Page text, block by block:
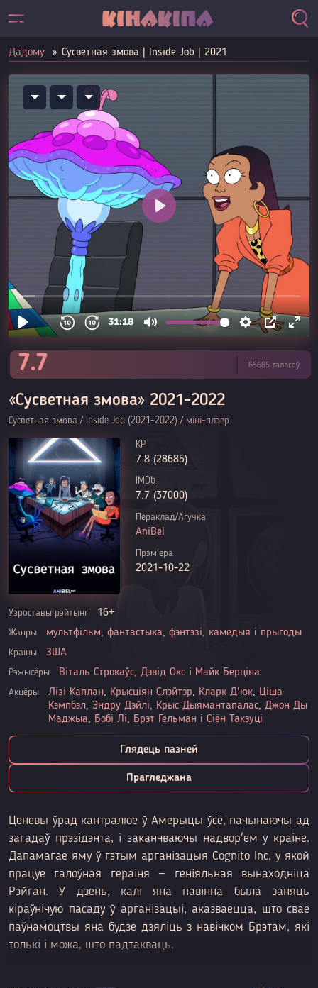
Дадому Сусветная змова | Inside Job | 2021
«Сусветная змова» 2021-2022
Сусветная змова / Inside Job (2021-2022) / міні-плэер
7.7 65685 галасоў
KP
7.8 (28685)
IMDb
7.7 (37000)
Пераклад/Агучка
AniBel
Прэм'ера
2021-10-22
Узроставы рэйтынг 16+
Жанры мультфільм, фантастыка, фэнтэзі, камедыя і прыгоды
Краіны ЗША
Рэжысёры Віталь Строкаўс, Дэвід Окс і Майк Берціна
Акцёры Лізі Каплан, Крысціян Слэйтэр, Кларк Д'юк, Ціша
Кэмпбэл, Эндру Дэйлі, Крыс Дыямантапалас, Джон Ды
Маджыа, Бобі Лі, Брэт Гельман і Сіён Такэуці
Глядець пазней
Прагледжана
Ценевы ўрад кантралюе ў Амерыцы ўсё, пачынаючы ад
загадаў прэзідэнта, і заканчваючы надвор'ем у краіне.
Дапамагае яму ў гэтым арганізацыя Cognito Inc, у якой
працуе галоўная гераіня — геніяльная вынаходніца
Рэйган. У дзень, калі яна павінна была заняць
кіраўнічую пасаду ў арганізацыі, аказваецца, што свае
паўнамоцтвы яна будзе дзяліць з навічком Брэтам, які
толькі і можа, што падтакваць.